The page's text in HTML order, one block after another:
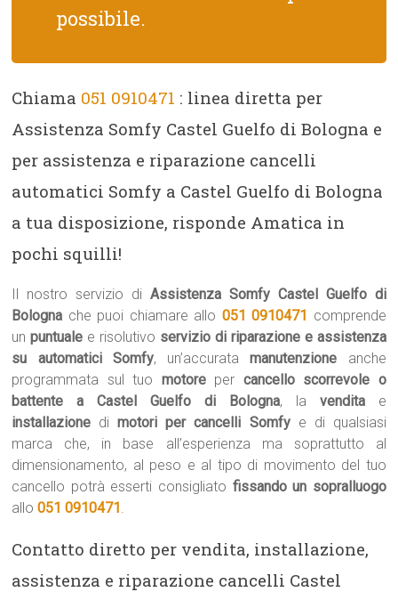
possibile.
Chiama 051 0910471 : linea diretta per
Assistenza Somfy Castel Guelfo di Bologna e
per assistenza e riparazione cancelli
automatici Somfy a Castel Guelfo di Bologna
a tua disposizione, risponde Amatica in
pochi squilli!
Il nostro servizio di Assistenza Somfy Castel Guelfo di
Bologna che puoi chiamare allo 051 0910471 comprende
unpuntuale e risolutivo servizio di riparazione e assistenza
su automatici Somfy, un’accuratamanutenzione anche
programmata sul tuo motoreper cancello scorrevole o
battente a Castel Guelfo di Bologna, la venditae
installazione dimotori per cancelli Somfye di qualsiasi
marca che, in base all’esperienza ma soprattutto al
dimensionamento, al peso e al tipo di movimento del tuo
cancello potrà esserti consigliato fissando un sopralluogo
allo051 0910471.
Contatto diretto per vendita, installazione,
assistenza e riparazione cancelli Castel